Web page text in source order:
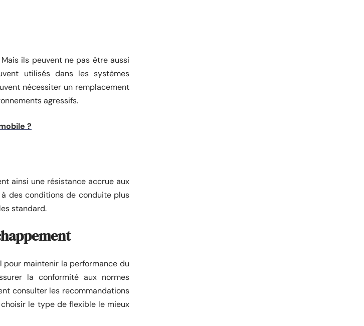
ils peuvent ne pas être aussi
utilisés dans les systèmes
nécessiter un remplacement
agressifs.
?
ainsi une résistance accrue aux
des conditions de conduite plus
standard.
pour maintenir la performance du
la conformité aux normes
consulter les recommandations
le type de flexible le mieux